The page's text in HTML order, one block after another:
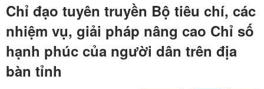
Chỉ đạo tuyên truyền Bộ tiêu chí, các
nhiệm vụ, giải pháp nâng cao Chỉ số
hạnh phúc của người dân trên địa
bàn tỉnh